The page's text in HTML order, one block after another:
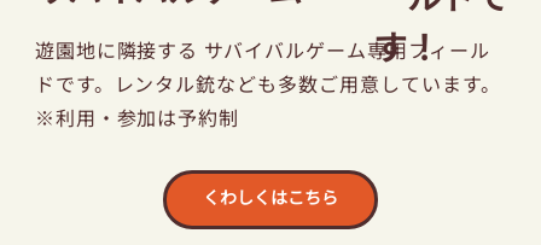
遊園地に隣接する サバイバルゲーム専用フィール
ドです。レンタル銃なども多数ご用意しています。
※利用・参加は予約制
くわしくはこちら